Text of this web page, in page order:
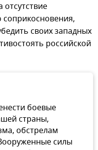
соприкосновения,
своих западных
российской
боевые
страны,
обстрелам
силы